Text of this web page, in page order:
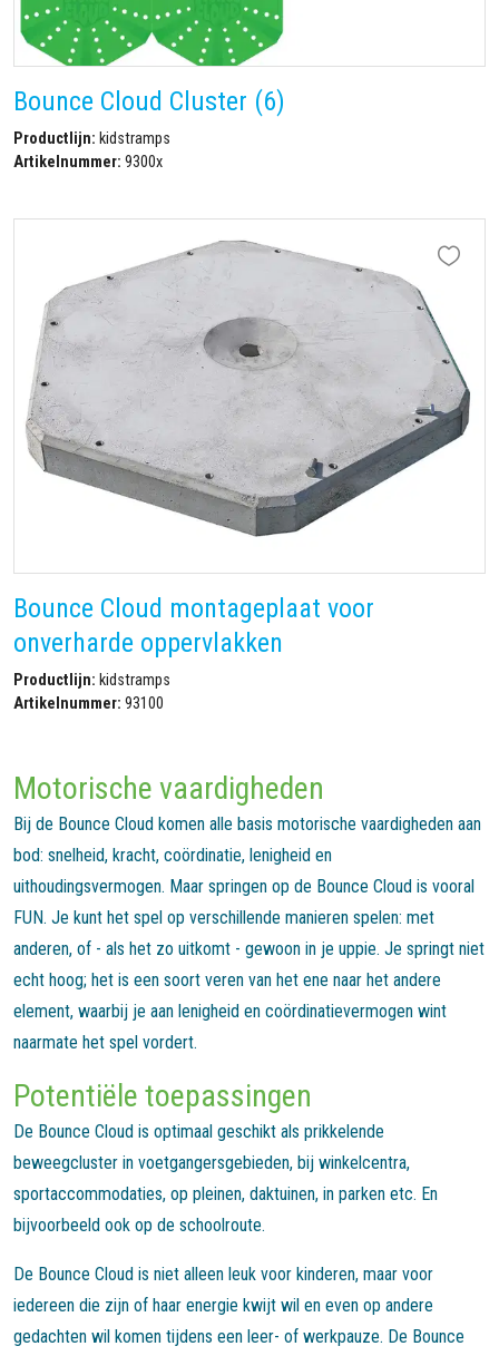
Bounce Cloud Cluster (6)
Productlijn: kidstramps
Artikelnummer: 9300x
Bounce Cloud montageplaat voor
onverharde oppervlakken
Productlijn: kidstramps
Artikelnummer: 93100
Motorische vaardigheden
Bij de Bounce Cloud komen alle basis motorische vaardigheden aan
bod: snelheid, kracht, coördinatie, lenigheid en
uithoudingsvermogen. Maar springen op de Bounce Cloud is vooral
FUN. Je kunt het spel op verschillende manieren spelen: met
anderen, of - als het zo uitkomt - gewoon in je uppie. Je springt niet
echt hoog; het is een soort veren van het ene naar het andere
element, waarbij je aan lenigheid en coördinatievermogen wint
naarmate het spel vordert.
Potentiële toepassingen
De Bounce Cloud is optimaal geschikt als prikkelende
beweegcluster in voetgangersgebieden, bij winkelcentra,
sportaccommodaties, op pleinen, daktuinen, in parken etc. En
bijvoorbeeld ook op de schoolroute.
De Bounce Cloud is niet alleen leuk voor kinderen, maar voor
iedereen die zijn of haar energie kwijt wil en even op andere
gedachten wil komen tijdens een leer- of werkpauze. De Bounce